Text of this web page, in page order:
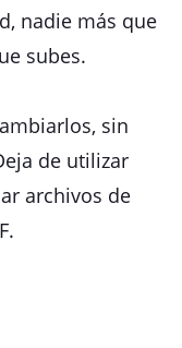
nadie más que
subes.
sin
de utilizar
archivos de